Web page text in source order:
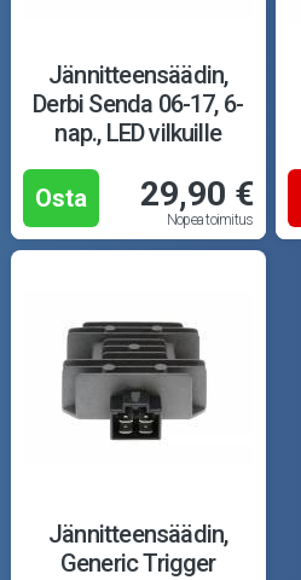
Jännitteensäädin,
Derbi Senda 06-17, 6-
nap., LED vilkuille
Osta 29,90 €
Nopea toimitus
Jännitteensäädin,
Generic Trigger